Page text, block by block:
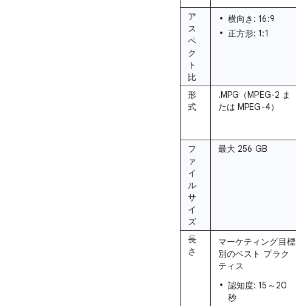
ア
ス
ペ
ク
ト
比
横向き: 16:9
正方形: 1:1
形
式
.MPG（MPEG-2 ま
たは MPEG-4）
フ
ァ
イ
ル
サ
イ
ズ
最大 256 GB
長
さ
マーケティング目標
別のベスト プラク
ティス
認知度: 15～20
秒